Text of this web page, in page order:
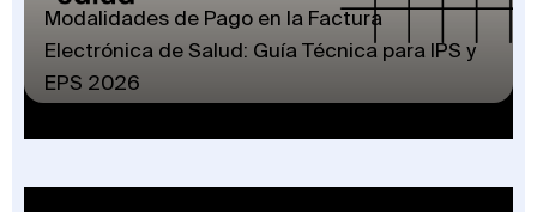
Modalidades de Pago en la Factura
Electrónica de Salud: Guía Técnica para IPS y
EPS 2026